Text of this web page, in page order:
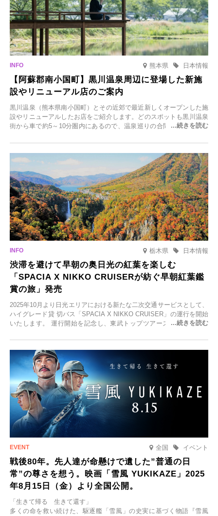
熊本県 日本情報
【阿蘇郡南小国町】黒川温泉周辺に登場した新施
設やリニューアル店のご案内
黒川温泉（熊本県南小国町）とその近郊で最近新しくオープンした施
設やリニューアルしたお店をご紹介します。どのスポットも黒川温泉
街から車で約5～10分圏内にあるので、温泉巡りの合間に気軽に立ち
元食材にこだわったレストランなど、多彩な魅力が満載です。黒川温
泉の新たな楽しみとしてチェックしてみてください。
栃木県 日本情報
渋滞を避けて早朝の奥日光の紅葉を楽しむ
「SPACIA X NIKKO CRUISERが紡ぐ早朝紅葉鑑
賞の旅」発売
2025年10月より日光エリアにおける新たな二次交通サービスとして、
ハイグレード貸 切バス「SPACIA X NIKKO CRUISER」の運行を開始
いたします。 運行開始を記念し、東武トップツアーズ株式会社では
2025年9月12日(金)より発売いたします。
全国 イベント
戦後80年。先人達が命懸けで遺した”普通の日
常”の尊さを想う。映画「雪風 YUKIKAZE」2025
年8月15日（金）より全国公開。
「生きて帰る 生きて還す」
多くの命を救い続けた、駆逐艦「雪風」の史実に基づく物語『雪風